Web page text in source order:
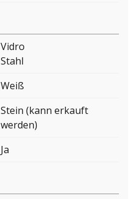
Vidro
Stahl
Weiß
Stein (kann erkauft
werden)
Ja